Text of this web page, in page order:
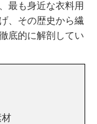
最も身近な衣料用
、その歴史から繊
底的に解剖してい